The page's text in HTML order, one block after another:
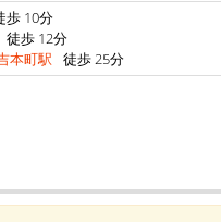
歩 10分
徒歩 12分
本町駅 徒歩 25分